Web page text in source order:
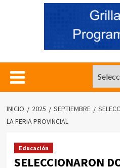
INICIO 2025 SEPTIEMBRE
LA FERIA PROVINCIAL
Educación
SELECCIONARON